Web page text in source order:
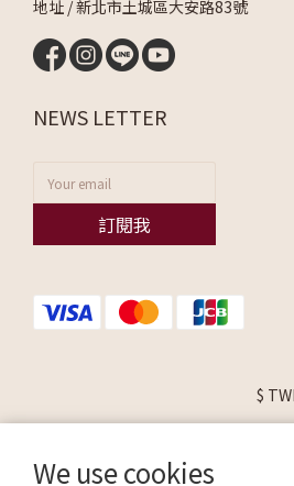
We use cookies
地址 / 新北市土城區大安路83號
NEWS LETTER
訂閱我
$